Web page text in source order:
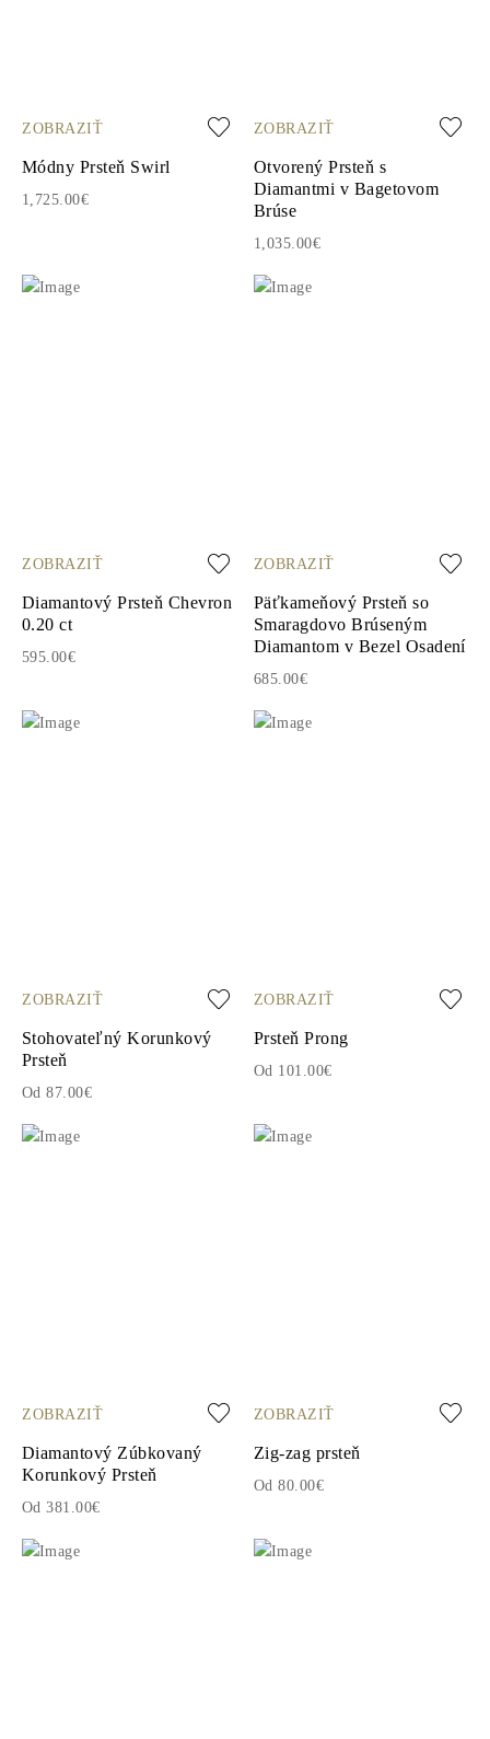
ZOBRAZIŤ
Módny Prsteň Swirl
1,725.00€
ZOBRAZIŤ
Otvorený Prsteň s
Diamantmi v Bagetovom
Brúse
1,035.00€
ZOBRAZIŤ
Diamantový Prsteň Chevron
0.20 ct
595.00€
ZOBRAZIŤ
Päťkameňový Prsteň so
Smaragdovo Brúseným
Diamantom v Bezel Osadení
685.00€
ZOBRAZIŤ
Stohovateľný Korunkový
Prsteň
Od 87.00€
ZOBRAZIŤ
Prsteň Prong
Od 101.00€
ZOBRAZIŤ
Diamantový Zúbkovaný
Korunkový Prsteň
Od 381.00€
ZOBRAZIŤ
Zig-zag prsteň
Od 80.00€